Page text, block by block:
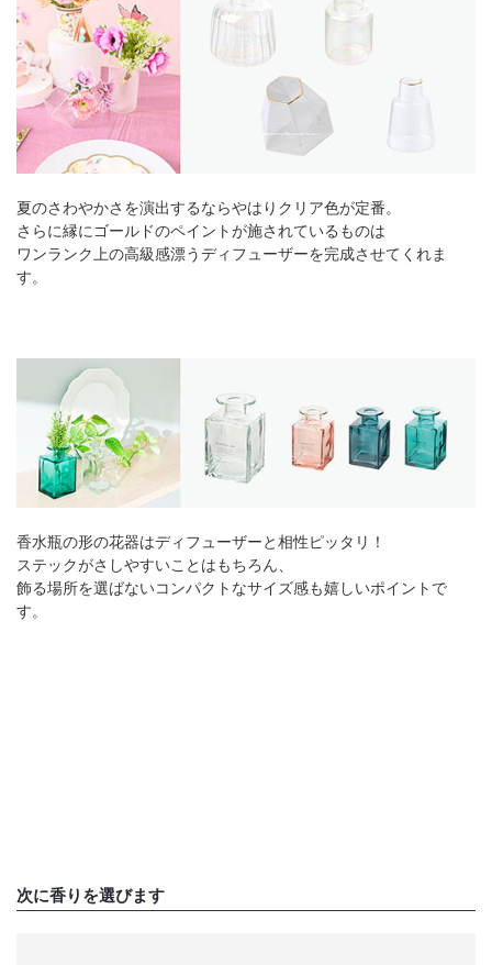
夏のさわやかさを演出するならやはりクリア色が定番。
さらに縁にゴールドのペイントが施されているものは
ワンランク上の高級感漂うディフューザーを完成させてくれま
す。
香水瓶の形の花器はディフューザーと相性ピッタリ！
ステックがさしやすいことはもちろん、
飾る場所を選ばないコンパクトなサイズ感も嬉しいポイントで
す。
次に香りを選びます